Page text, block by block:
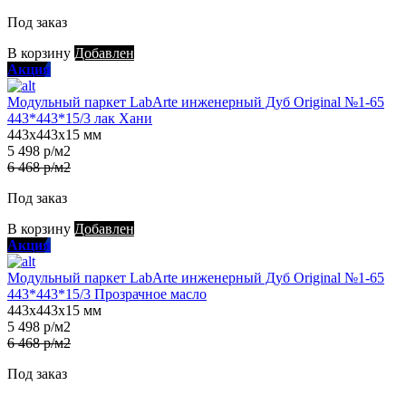
Под заказ
В корзину Добавлен
Акция
Модульный паркет LabArte инженерный Дуб Original №1-65
443*443*15/3 лак Хани
443х443х15 мм
5 498 р/м2
6 468 р/м2
Под заказ
В корзину Добавлен
Акция
Модульный паркет LabArte инженерный Дуб Original №1-65
443*443*15/3 Прозрачное масло
443х443х15 мм
5 498 р/м2
6 468 р/м2
Под заказ